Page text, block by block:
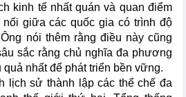
kinh tế nhất quán và quan điểm
giữa các quốc gia có trình độ
nói thêm rằng điều này cũng
sắc rằng chủ nghĩa đa phương
nhất để phát triển bền vững.
lịch sử thành lập các thể chế đa